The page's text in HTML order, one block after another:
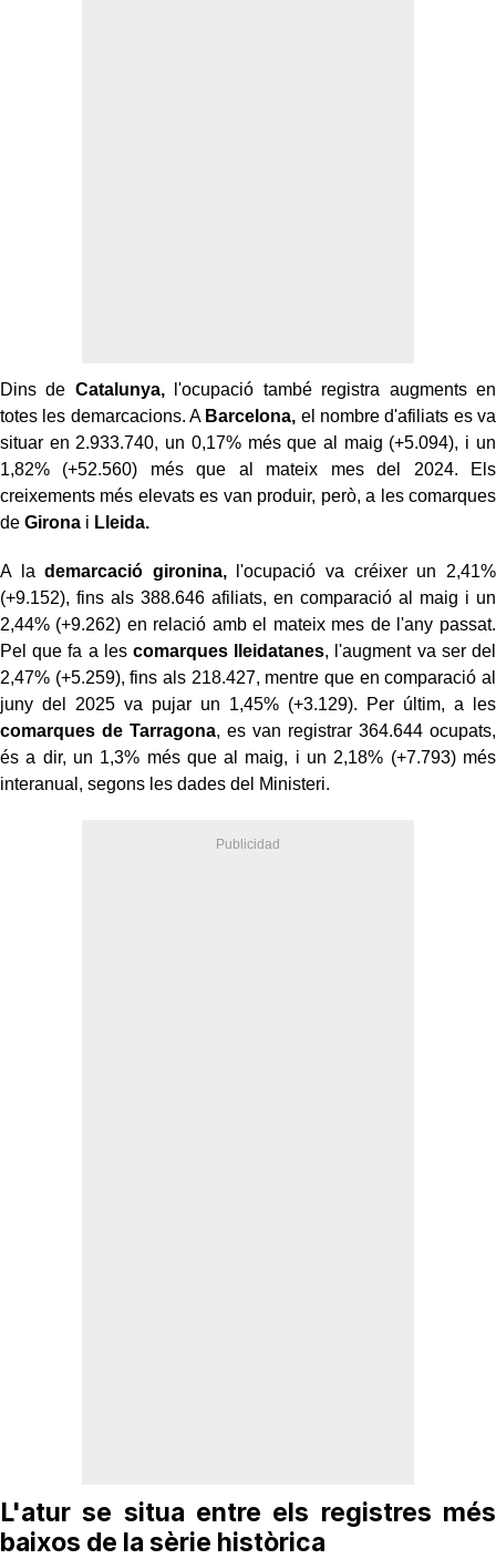
Dins de Catalunya,l'ocupació també registra augments en
totes les demarcacions. A Barcelona, el nombre d'afiliats es va
situar en 2.933.740, un 0,17% més que al maig (+5.094), i un
1,82% (+52.560) més que al mateix mes del 2024. Els
creixements més elevats es van produir, però, a les comarques
de Girona i Lleida.
A lademarcació gironina,l'ocupació va créixer un 2,41%
(+9.152), fins als 388.646 afiliats, en comparació al maig i un
2,44% (+9.262) en relació amb el mateix mes de l'any passat.
Pel que fa a les comarques lleidatanes, l'augment va ser del
2,47% (+5.259), fins als 218.427, mentre que en comparació al
juny del 2025 va pujar un 1,45% (+3.129). Per últim, a les
comarques de Tarragona, es van registrar 364.644 ocupats,
és a dir, un 1,3% més que al maig, i un 2,18% (+7.793) més
interanual, segons les dades del Ministeri.
L'atur se situa entre els registres més
baixos de la sèrie històrica